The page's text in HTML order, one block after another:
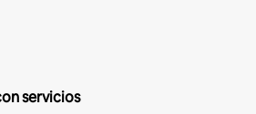
servicios